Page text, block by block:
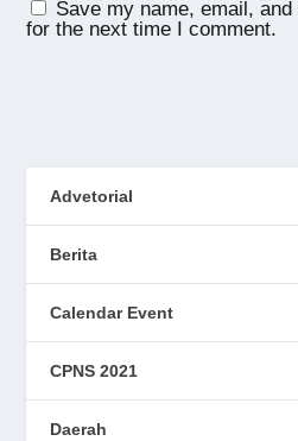
Save my name, email,
for the next time I comment.
Advetorial
Berita
Calendar Event
CPNS 2021
Daerah